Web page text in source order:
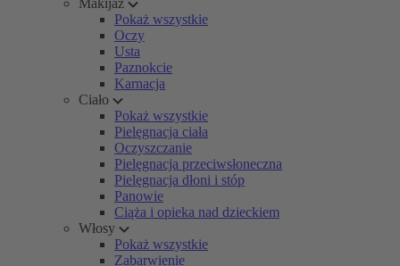
Makijaż
Pokaż wszystkie
Oczy
Usta
Paznokcie
Karnacja
Ciało
Pokaż wszystkie
Pielęgnacja ciała
Oczyszczanie
Pielęgnacja przeciwsłoneczna
Pielęgnacja dłoni i stóp
Panowie
Ciąża i opieka nad dzieckiem
Włosy
Pokaż wszystkie
Zabarwienie